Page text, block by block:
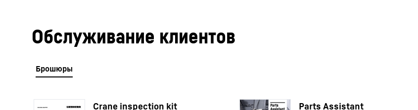
Обслуживание клиентов
Crane inspection kit Parts Assistant